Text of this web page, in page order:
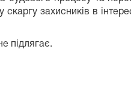
захисників в
не підлягає.